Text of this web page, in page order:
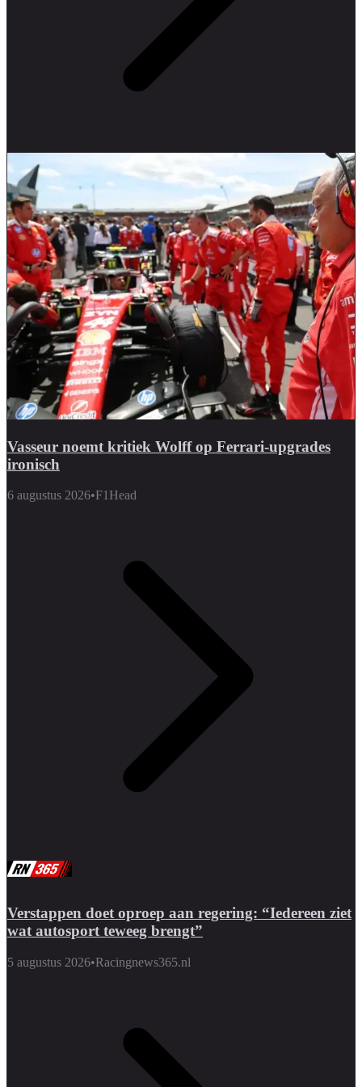
Vasseur noemt kritiek Wolff op Ferrari-upgrades
ironisch
6 augustus 2026•F1Head
Verstappen doet oproep aan regering: “Iedereen ziet
wat autosport teweeg brengt”
5 augustus 2026•Racingnews365.nl